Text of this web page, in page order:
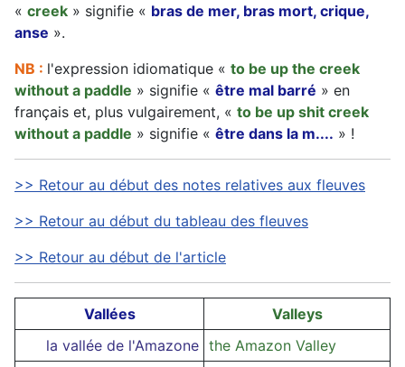
« creek » signifie « bras de mer, bras mort, crique,
anse ».
NB : l'expression idiomatique « to be up the creek
without a paddle » signifie « être mal barré » en
français et, plus vulgairement, « to be up shit creek
without a paddle » signifie « être dans la m.... » !
>> Retour au début des notes relatives aux fleuves
>> Retour au début du tableau des fleuves
>> Retour au début de l'article
Vallées
Valleys
la vallée de l'Amazone the Amazon Valley